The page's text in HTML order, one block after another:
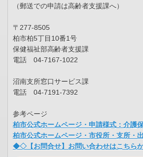
（郵送での申請は高齢者支援課へ）
〒277-8505
柏市柏5丁目10番1号
保健福祉部高齢者支援課
電話 04-7167-1022
沼南支所窓口サービス課
電話 04-7191-7392
参考ページ
柏市公式ホームページ・申請様式：介護
柏市公式ホームページ・市役所・支所・
◆◇【お問合せ】お問い合わせはこちら